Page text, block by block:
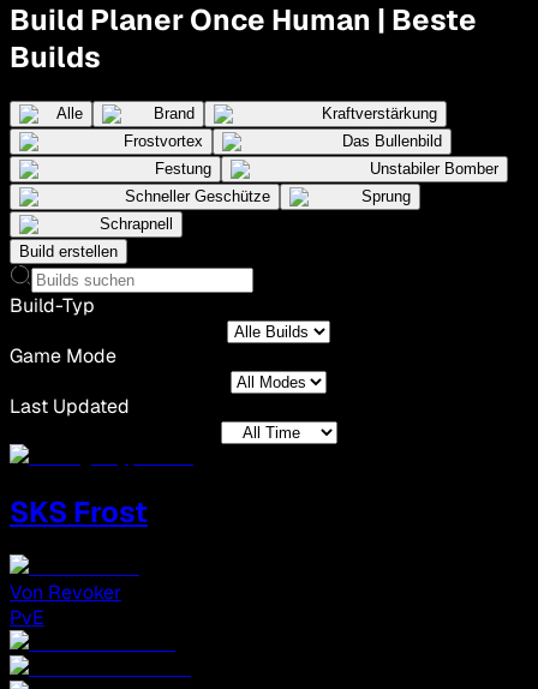
Build Planer Once Human | Beste
Builds
Alle Brand
Kraftverstärkung
Frostvortex
Das Bullenbild
Festung
Unstabiler Bomber
Schneller Geschütze
Sprung
Schrapnell
Build erstellen
Build-Typ
Game Mode
Last Updated
SKS Frost
Von Revoker
PvE